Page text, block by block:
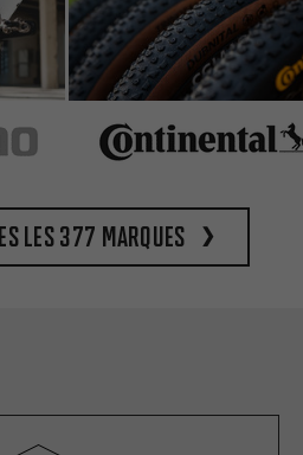
les 377 marques